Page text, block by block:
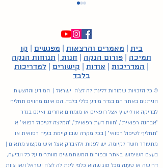
הנקה בזמני חירום
בית מאמרים והרצאות מפגשים
קו
תמיכה
פורום הנקה חנות
תנוחות הנקה
המדריכות אודות קישורים
למדריכות
בלבד
© כל הזכויות שמורות לליגת לה לצ'ה ישראל | המידע וההצעות
הניתנים באתר הם בגדר מידע כללי בלבד. הם אינם מהווים תחליף
לבדיקה או לייעוץ אצל רופאים או מומחים אחרים, ואינם בגדר
"אבחנה רפואית", "חוות דעת רפואית", "המלצה לטיפול רפואי" או
"תחליף לטיפול רפואי" | בכל מקרה שבו קיימת בעיה רפואית או
מתעורר חשד לקיומה, יש לפנות ולהיבדק אצל איש מקצוע מתאים |
בעצם השימוש באתר ובפורום המשתמשים מוותרים על כל תביעה,
דרישה או טענה מכל סוג שהוא כלפי ליגת לה לצ'ה ישראל ו/או צוות